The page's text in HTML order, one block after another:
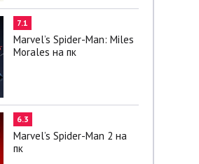
7.1
Marvel’s Spider-Man: Miles
Morales на пк
6.3
Marvel’s Spider-Man 2 на
пк